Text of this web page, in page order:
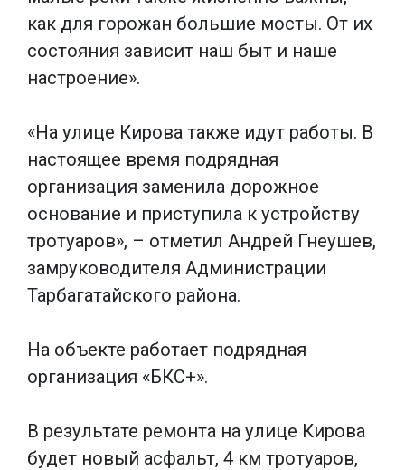
как для горожан большие мосты. От их
состояния зависит наш быт и наше
настроение».
«На улице Кирова также идут работы. В
настоящее время подрядная
организация заменила дорожное
основание и приступила к устройству
тротуаров», – отметил Андрей Гнеушев,
замруководителя Администрации
Тарбагатайского района.
На объекте работает подрядная
организация «БКС+».
В результате ремонта на улице Кирова
будет новый асфальт, 4 км тротуаров,